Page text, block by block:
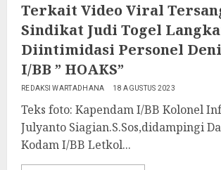
Terkait Video Viral
Sindikat Judi Togel
Diintimidasi Personel
I/BB ” HOAKS”
REDAKSI WARTADHANA 18 AGUSTUS 2023
Teks foto: Kapendam I/BB Kolonel
Julyanto Siagian.S.Sos,didampingi
Kodam I/BB Letkol...